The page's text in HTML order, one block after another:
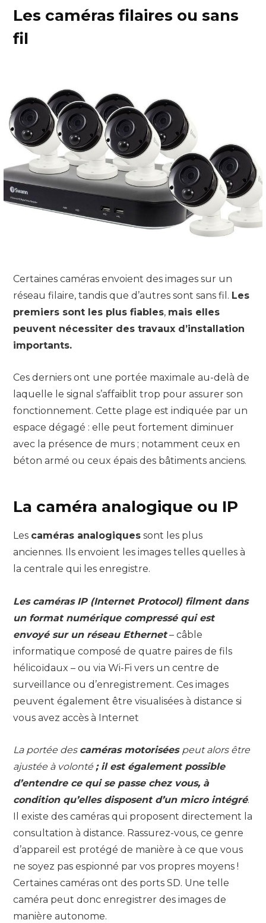
Les caméras filaires ou sans
fil
Certaines caméras envoient des images sur un
réseau filaire, tandis que d’autres sont sans fil. Les
premiers sont les plus fiables, mais elles
peuvent nécessiter des travaux d’installation
importants.
Ces derniers ont une portée maximale au-delà de
laquelle le signal s’affaiblit trop pour assurer son
fonctionnement. Cette plage est indiquée par un
espace dégagé : elle peut fortement diminuer
avec la présence de murs ; notamment ceux en
béton armé ou ceux épais des bâtiments anciens.
La caméra analogique ou IP
Les caméras analogiques sont les plus
anciennes. Ils envoient les images telles quelles à
la centrale qui les enregistre.
Les caméras IP (Internet Protocol) filment dans
un format numérique compressé qui est
envoyé sur un réseau Ethernet– câble
informatique composé de quatre paires de fils
hélicoïdaux – ou via Wi-Fi vers un centre de
surveillance ou d’enregistrement. Ces images
peuvent également être visualisées à distance si
vous avez accès à Internet
La portée des caméras motorisées peut alors être
ajustée à volonté ; il est également possible
d’entendre ce qui se passe chez vous, à
condition qu’elles disposent d’un micro intégré.
Il existe des caméras qui proposent directement la
consultation à distance. Rassurez-vous, ce genre
d’appareil est protégé de manière à ce que vous
ne soyez pas espionné par vos propres moyens !
Certaines caméras ont des ports SD. Une telle
caméra peut donc enregistrer des images de
manière autonome.